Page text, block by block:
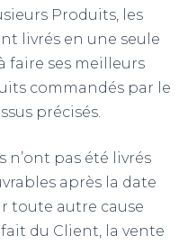
Produits, les
livrés en une seule
faire ses meilleurs
commandés par le
précisés.
n’ont pas été livrés
après la date
toute autre cause
du Client, la vente